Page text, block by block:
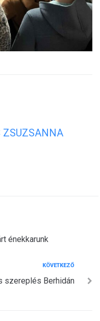
ZSUZSANNA
énekkarunk
KÖVETKEZŐ
szereplés Berhidán